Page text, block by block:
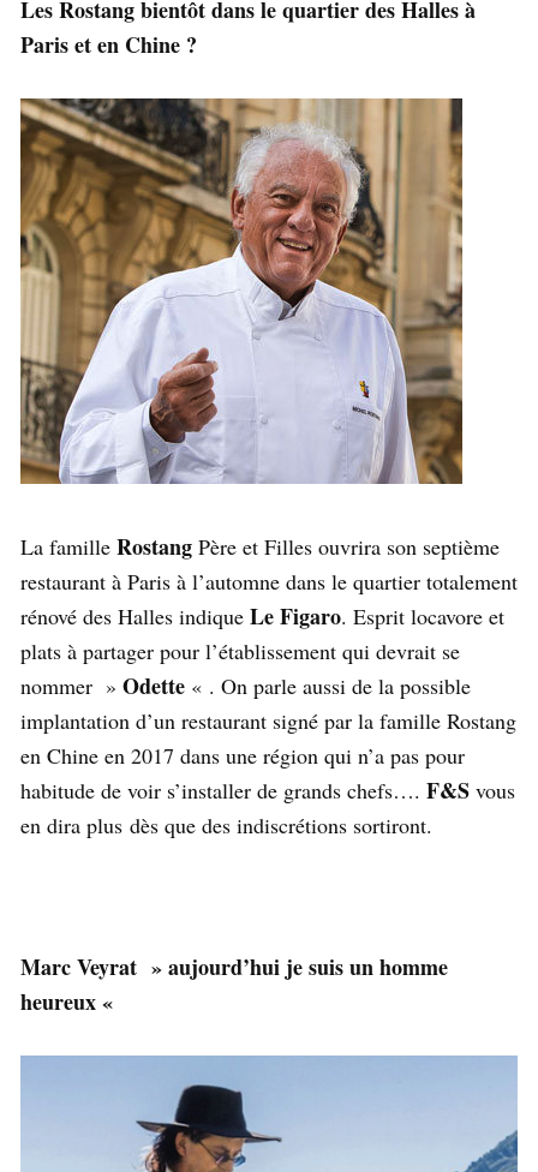
Les Rostang bientôt dans le quartier des Halles à
Paris et en Chine ?
La famille Rostang Père et Filles ouvrira son septième
restaurant à Paris à l’automne dans le quartier totalement
rénové des Halles indique Le Figaro. Esprit locavore et
plats à partager pour l’établissement qui devrait se
nommer » Odette « . On parle aussi de la possible
implantation d’un restaurant signé par la famille Rostang
en Chine en 2017 dans une région qui n’a pas pour
habitude de voir s’installer de grands chefs…. F&S vous
en dira plus dès que des indiscrétions sortiront.
Marc Veyrat » aujourd’hui je suis un homme
heureux «